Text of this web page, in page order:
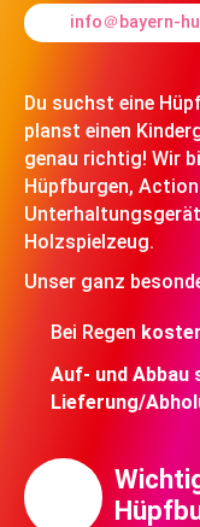
info＠bayern-
Du suchst eine
planst einen
genau richtig! Wir
Hüpfburgen,
Holzspielzeug.
Unser ganz
Bei Regen
Auf- und Abbau
Lieferung/